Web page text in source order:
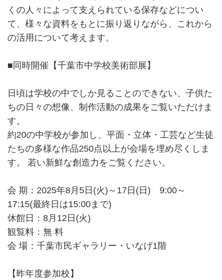
くの人々によって支えられている保存などについ
て、様々な資料をもとに振り返りながら、これから
の活用について考えます。
■同時開催【千葉市中学校美術部展】
日頃は学校の中でしか見ることのできない、子供た
ちの日々の想像、制作活動の成果をご覧いただけま
す。
約20の中学校が参加し、平面・立体・工芸など生徒
たちの多様な作品250点以上が会場を埋め尽くしま
す。 若い新鮮な創造力をご覧ください。
会 期：2025年8月5日(火)～17日(日) 9:00～
17:15(最終日は15:00まで)
休館日：8月12日(火)
観覧料：無 料
会 場：千葉市民ギャラリー・いなげ1階
【昨年度参加校】